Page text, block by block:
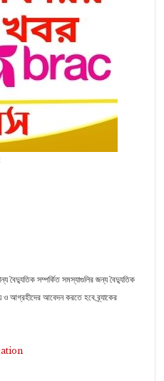
বৈদ্যুতিক সম্পর্কিত সমস্যাগুলির জন্য বৈদ্যুতিক
ও আগ্রহীদের আবেদন করতে হবে ব্র্যাকের